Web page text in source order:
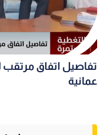
تفاصيل اتفاق
عمانية